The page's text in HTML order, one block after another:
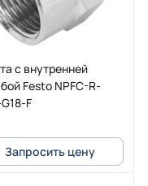
с внутренней
Festo NPFC-R-
F
Запросить цену